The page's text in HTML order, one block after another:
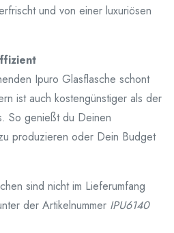
und von einer luxuriösen
Ipuro Glasflasche schont
ist auch kostengünstiger als der
So genießt du Deinen
produzieren oder Dein Budget
sind nicht im Lieferumfang
der Artikelnummer IPU6140